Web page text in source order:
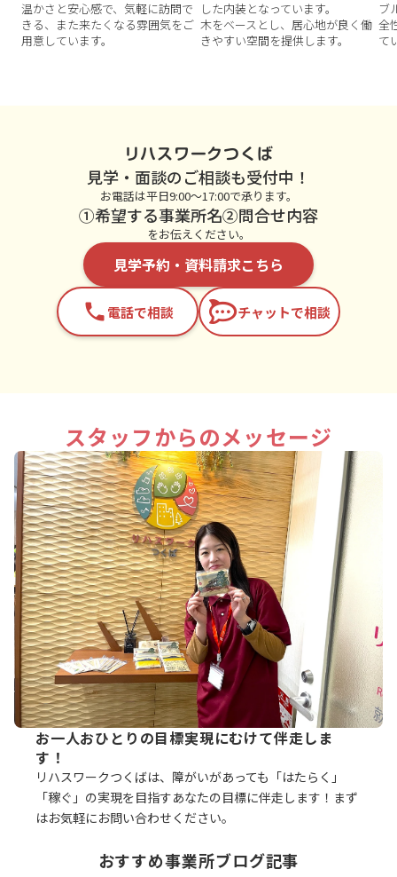
温かさと安心感で、気軽に訪問で
きる、また来たくなる雰囲気をご
用意しています。
した内装となっています。
木をベースとし、居心地が良く働
きやすい空間を提供します。
ブ
全
て
リハスワークつくば
見学・面談のご相談も受付中！
をお伝えください。
①希望する事業所名②問合せ内容
お電話は平日9:00～17:00で承ります。
見学予約・資料請求こちら
phone電話で相談 チャットで相談
スタッフからのメッセージ
お一人おひとりの目標実現にむけて伴走しま
す！
リハスワークつくばは、障がいがあっても「はたらく」
「稼ぐ」の実現を目指すあなたの目標に伴走します！まず
はお気軽にお問い合わせください。
おすすめ事業所ブログ記事